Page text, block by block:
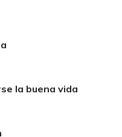
la buena vida